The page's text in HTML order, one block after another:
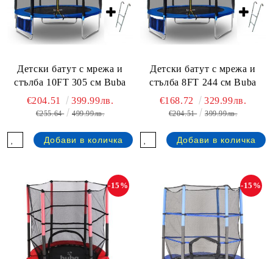
Детски батут с мрежа и
стълба 10FT 305 см Buba
€204.51 399.99лв.
€255.64 499.99лв.
Детски батут с мрежа и
стълба 8FT 244 см Buba
€168.72 329.99лв.
€204.51 399.99лв.
-15% -15%